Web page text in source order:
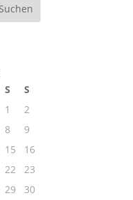
S
S
1
2
8
9
15
16
22
23
29
30